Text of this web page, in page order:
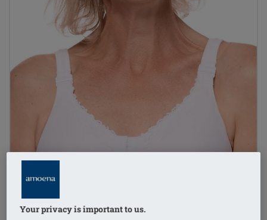
Your privacy is important to us.